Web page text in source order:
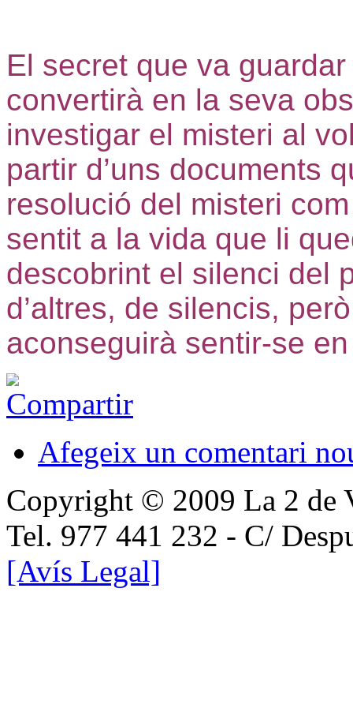
El secret que va
convertirà en la seva
investigar el misteri al
partir d’uns documents
resolució del misteri
sentit a la vida que li
descobrint el silenci del
d’altres, de silencis,
aconseguirà sentir-se
Afegeix un comentari
Copyright © 2009 La 2 de
Tel. 977 441 232 - C/
[Avís Legal]